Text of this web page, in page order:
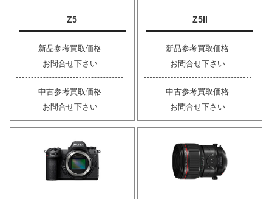
Z5
新品参考買取価格
お問合せ下さい
中古参考買取価格
お問合せ下さい
Z5II
新品参考買取価格
お問合せ下さい
中古参考買取価格
お問合せ下さい